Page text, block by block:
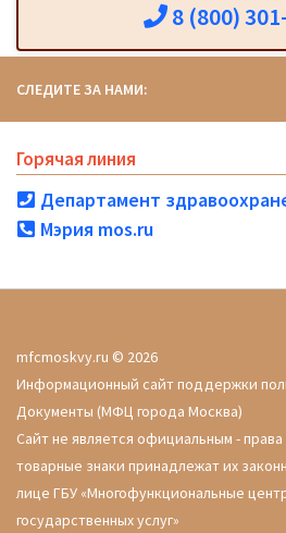
8 (800)
СЛЕДИТЕ ЗА НАМИ:
Горячая линия
Департамент
Мэрия mos.ru
mfcmoskvy.ru © 2026
Информационный сайт поддержки
Документы (МФЦ города Москва)
Сайт не является официальным -
товарные знаки принадлежат их
лице ГБУ «Многофункциональные
государственных услуг»